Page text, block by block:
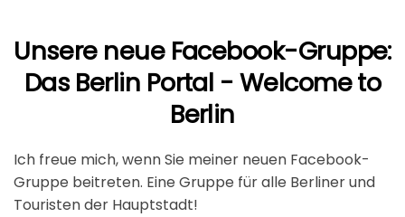
Unsere neue Facebook-Gruppe:
Das Berlin Portal - Welcome to
Berlin
Ich freue mich, wenn Sie meiner neuen Facebook-
Gruppe beitreten. Eine Gruppe für alle Berliner und
Touristen der Hauptstadt!